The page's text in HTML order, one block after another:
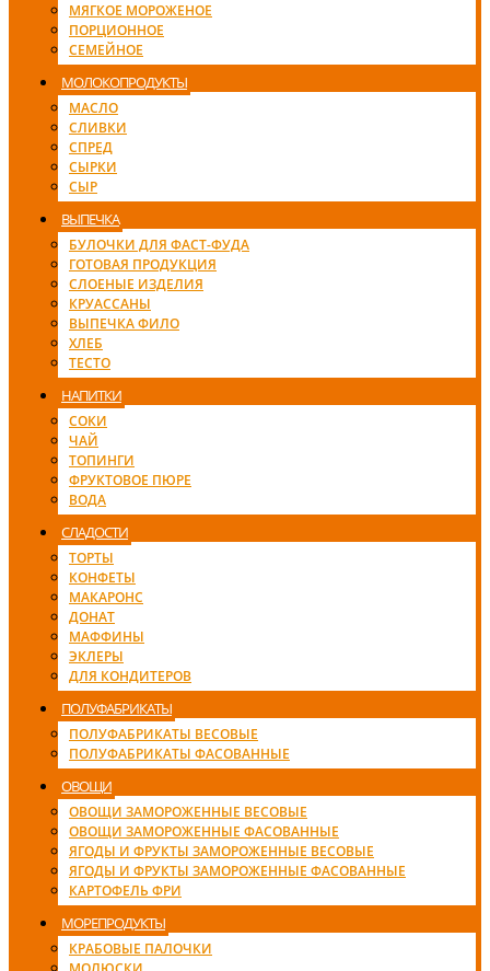
МЯГКОЕ МОРОЖЕНОЕ
ПОРЦИОННОЕ
СЕМЕЙНОЕ
МОЛОКОПРОДУКТЫ
МАСЛО
СЛИВКИ
СПРЕД
СЫРКИ
СЫР
ВЫПЕЧКА
БУЛОЧКИ ДЛЯ ФАСТ-ФУДА
ГОТОВАЯ ПРОДУКЦИЯ
СЛОЕНЫЕ ИЗДЕЛИЯ
КРУАССАНЫ
ВЫПЕЧКА ФИЛО
ХЛЕБ
ТЕСТО
НАПИТКИ
СОКИ
ЧАЙ
ТОПИНГИ
ФРУКТОВОЕ ПЮРЕ
ВОДА
СЛАДОСТИ
ТОРТЫ
КОНФЕТЫ
МАКАРОНС
ДОНАТ
МАФФИНЫ
ЭКЛЕРЫ
ДЛЯ КОНДИТЕРОВ
ПОЛУФАБРИКАТЫ
ПОЛУФАБРИКАТЫ ВЕСОВЫЕ
ПОЛУФАБРИКАТЫ ФАСОВАННЫЕ
ОВОЩИ
ОВОЩИ ЗАМОРОЖЕННЫЕ ВЕСОВЫЕ
ОВОЩИ ЗАМОРОЖЕННЫЕ ФАСОВАННЫЕ
ЯГОДЫ И ФРУКТЫ ЗАМОРОЖЕННЫЕ ВЕСОВЫЕ
ЯГОДЫ И ФРУКТЫ ЗАМОРОЖЕННЫЕ ФАСОВАННЫЕ
КАРТОФЕЛЬ ФРИ
МОРЕПРОДУКТЫ
КРАБОВЫЕ ПАЛОЧКИ